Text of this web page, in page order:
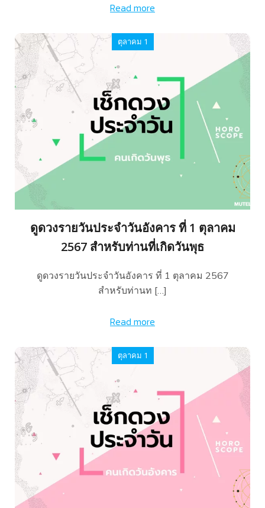
Read more
ตุลาคม 1
ดูดวงรายวันประจำวันอังคาร ที่ 1 ตุลาคม
2567 สำหรับท่านที่เกิดวันพุธ
ดูดวงรายวันประจำวันอังคาร ที่ 1 ตุลาคม 2567
สำหรับท่านท […]
Read more
ตุลาคม 1